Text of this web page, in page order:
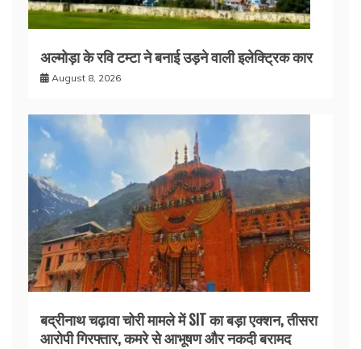
अल्मोड़ा के रवि टम्टा ने बनाई उड़ने वाली इलेक्ट्रिक कार
August 8, 2026
बद्रीनाथ चढ़ावा चोरी मामले में SIT का बड़ा एक्शन, तीसरा
आरोपी गिरफ्तार, कमरे से आभूषण और नकदी बरामद